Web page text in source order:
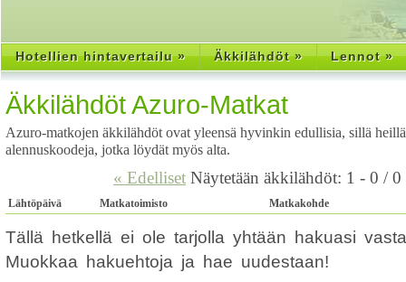
Hotellien hintavertailu » Äkkilähdöt » Lennot »
Äkkilähdöt Azuro-Matkat
Azuro-matkojen äkkilähdöt ovat yleensä hyvinkin edullisia, sillä
alennuskoodeja, jotka löydät myös alta.
« Edelliset Näytetään äkkilähdöt: 1 - 0 / 0
Lähtöpäivä Matkatoimisto Matkakohde
Tällä hetkellä ei ole tarjolla yhtään hakuasi
Muokkaa hakuehtoja ja hae uudestaan!